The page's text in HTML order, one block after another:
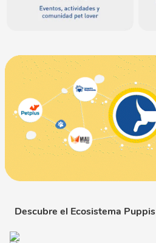
Descubre el Ecosistema Puppis